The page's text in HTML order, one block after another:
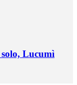
Lucumì